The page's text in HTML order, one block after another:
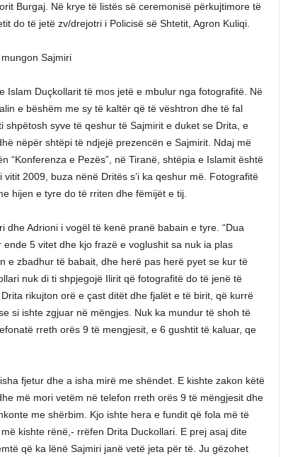
Burgaj. Në krye të listës së ceremonisë përkujtimore të
do të jetë zv/drejotri i Policisë së Shtetit, Agron Kuliqi.
Sajmiri
Islam Duçkollarit të mos jetë e mbulur nga fotografitë. Në
e bëshëm me sy të kaltër që të vështron dhe të fal
syve të qeshur të Sajmirit e duket se Drita, e
nëpër shtëpi të ndjejë prezencën e Sajmirit. Ndaj më
“Konferenza e Pezës”, në Tiranë, shtëpia e Islamit është
2009, buza nënë Dritës s’i ka qeshur më. Fotografitë
hijen e tyre do të rriten dhe fëmijët e tij.
dhe Adrioni i vogël të kenë pranë babain e tyre. “Dua
5 vitet dhe kjo frazë e voglushit sa nuk ia plas
e zbadhur të babait, dhe herë pas herë pyet se kur të
nuk di ti shpjegojë Ilirit që fotografitë do të jenë të
rikujton orë e çast ditët dhe fjalët e të birit, që kurrë
si ishte zgjuar në mëngjes. Nuk ka mundur të shoh të
rreth orës 9 të mengjesit, e 6 gushtit të kaluar, qe
fjetur dhe a isha mirë me shëndet. E kishte zakon këtë
më mori vetëm në telefon rreth orës 9 të mëngjesit dhe
me shërbim. Kjo ishte hera e fundit që fola më të
kishte rënë,- rrëfen Drita Duckollari. E prej asaj dite
që ka lënë Sajmiri janë vetë jeta për të. Ju gëzohet